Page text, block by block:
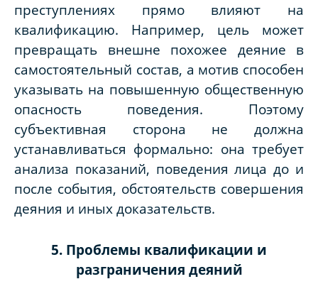
преступлениях прямо влияют на
квалификацию. Например, цель может
превращать внешне похожее деяние в
самостоятельный состав, а мотив способен
указывать на повышенную общественную
опасность поведения. Поэтому
субъективная сторона не должна
устанавливаться формально: она требует
анализа показаний, поведения лица до и
после события, обстоятельств совершения
деяния и иных доказательств.
5. Проблемы квалификации и
разграничения деяний